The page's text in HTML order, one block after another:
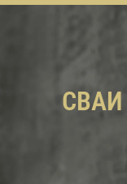
СВАИ